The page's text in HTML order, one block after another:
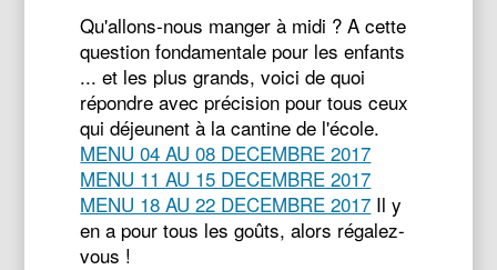
Qu'allons-nous manger à midi ? A cette
question fondamentale pour les enfants
... et les plus grands, voici de quoi
répondre avec précision pour tous ceux
qui déjeunent à la cantine de l'école.
MENU 04 AU 08 DECEMBRE 2017
MENU 11 AU 15 DECEMBRE 2017
MENU 18 AU 22 DECEMBRE 2017 Il y
en a pour tous les goûts, alors régalez-
vous !